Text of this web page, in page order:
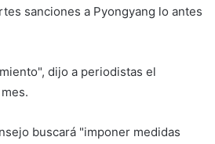
sanciones a Pyongyang lo antes
dijo a periodistas el
buscará "imponer medidas